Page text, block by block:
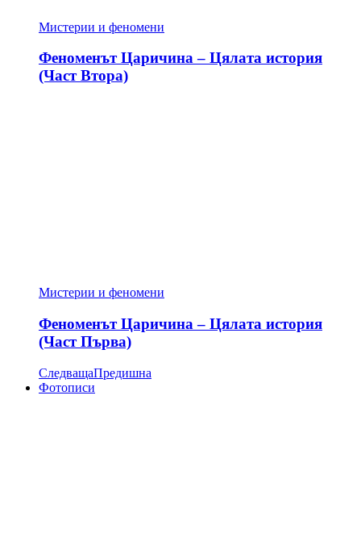
Мистерии и феномени
Феноменът Царичина – Цялата история
(Част Втора)
Мистерии и феномени
Феноменът Царичина – Цялата история
(Част Първа)
СледващаПредишна
Фотописи